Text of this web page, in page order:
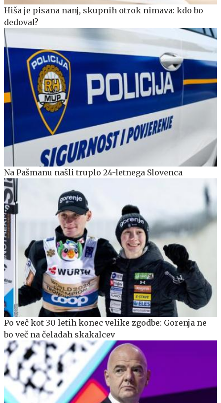
Hiša je pisana nanj, skupnih otrok nimava: kdo bo
dedoval?
Na Pašmanu našli truplo 24-letnega Slovenca
Po več kot 30 letih konec velike zgodbe: Gorenja ne
bo več na čeladah skakalcev